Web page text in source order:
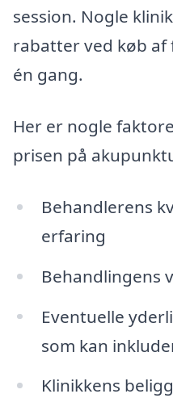
session. Nogle
rabatter ved køb
én gang.
Her er nogle
prisen på
Behandlerens
erfaring
Behandlingens
Eventuelle
som kan
Klinikkens